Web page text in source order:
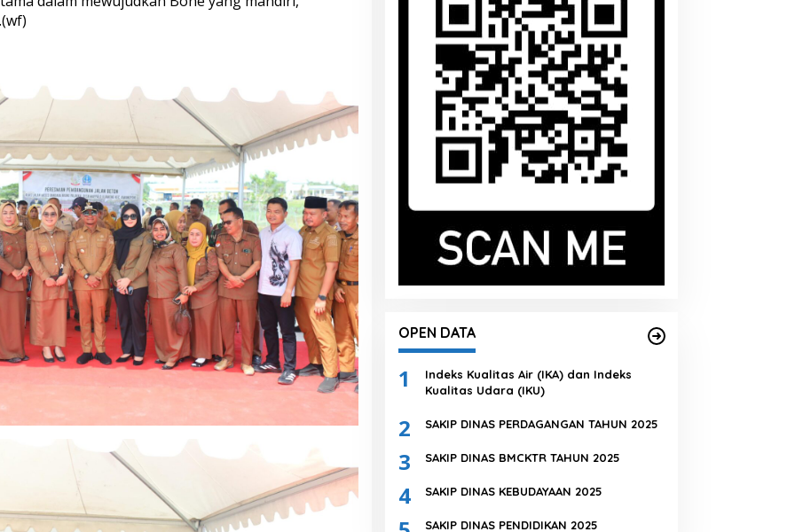
OPEN DATA
1
Indeks Kualitas Air (IKA) dan Indeks
Kualitas Udara (IKU)
2 SAKIP DINAS PERDAGANGAN TAHUN 2025
3 SAKIP DINAS BMCKTR TAHUN 2025
4 SAKIP DINAS KEBUDAYAAN 2025
SAKIP DINAS PENDIDIKAN 2025